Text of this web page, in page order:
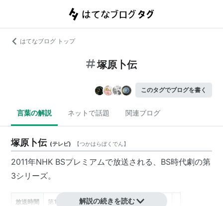
はてなブログ トップ
塚原卜伝
このタグでブログを書く
言葉の解説 ネットで話題 関連ブログ
塚原卜伝 (テレビ) 【つかはらぼくでん】
2011年NHK BSプレミアムで放送される、BS時代劇の第
3シリーズ。
放送時間
第1回18時45分~19:58（73分）
解説の続きを読む